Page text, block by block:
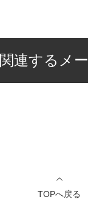
関連するメ
TOPへ戻る